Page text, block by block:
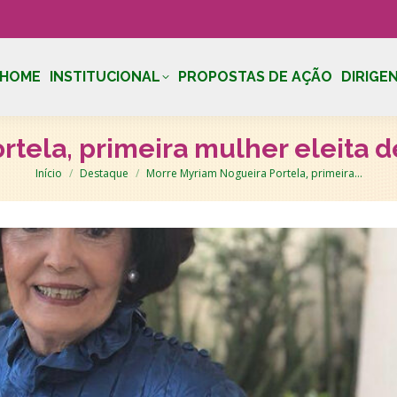
HOME INSTITUCIONAL PROPOSTAS DE AÇÃO
primeira mulher eleita
Você está aqui:
Início Destaque Morre Myriam Nogueira Portela, primeira…